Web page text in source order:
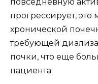
прогрессирует, это
хронической
требующей
почки, что еще
пациента.